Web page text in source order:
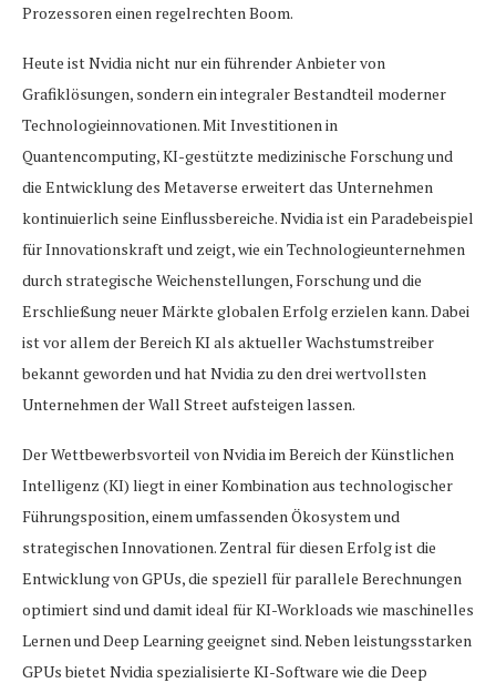
Prozessoren einen regelrechten Boom.
Heute ist Nvidia nicht nur ein führender Anbieter von
Grafiklösungen, sondern ein integraler Bestandteil moderner
Technologieinnovationen. Mit Investitionen in
Quantencomputing, KI-gestützte medizinische Forschung und
die Entwicklung des Metaverse erweitert das Unternehmen
kontinuierlich seine Einflussbereiche. Nvidia ist ein Paradebeispiel
für Innovationskraft und zeigt, wie ein Technologieunternehmen
durch strategische Weichenstellungen, Forschung und die
Erschließung neuer Märkte globalen Erfolg erzielen kann. Dabei
ist vor allem der Bereich KI als aktueller Wachstumstreiber
bekannt geworden und hat Nvidia zu den drei wertvollsten
Unternehmen der Wall Street aufsteigen lassen.
Der Wettbewerbsvorteil von Nvidia im Bereich der Künstlichen
Intelligenz (KI) liegt in einer Kombination aus technologischer
Führungsposition, einem umfassenden Ökosystem und
strategischen Innovationen. Zentral für diesen Erfolg ist die
Entwicklung von GPUs, die speziell für parallele Berechnungen
optimiert sind und damit ideal für KI-Workloads wie maschinelles
Lernen und Deep Learning geeignet sind. Neben leistungsstarken
GPUs bietet Nvidia spezialisierte KI-Software wie die Deep